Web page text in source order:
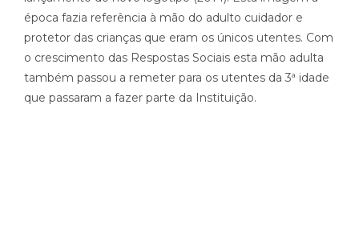
época fazia referência à mão do adulto cuidador e
protetor das crianças que eram os únicos utentes. Com
o crescimento das Respostas Sociais esta mão adulta
também passou a remeter para os utentes da 3ª idade
que passaram a fazer parte da Instituição.